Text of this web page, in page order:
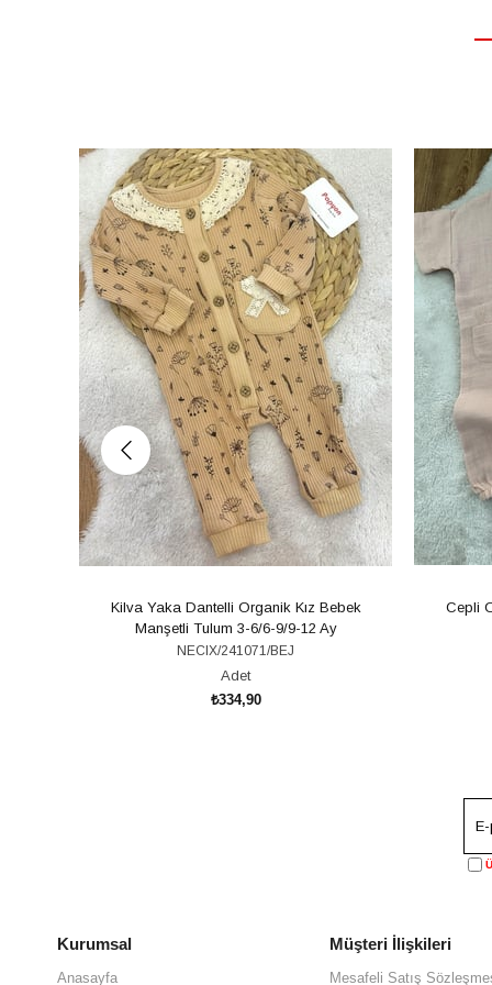
Kilva Yaka Dantelli Organik Kız Bebek
Manşetli Tulum 3-6/6-9/9-12 Ay
NECIX/241071/BEJ
Adet
₺334,90
Cepli
Kurumsal
Anasayfa
Müşteri İlişkileri
Mesafeli Satış